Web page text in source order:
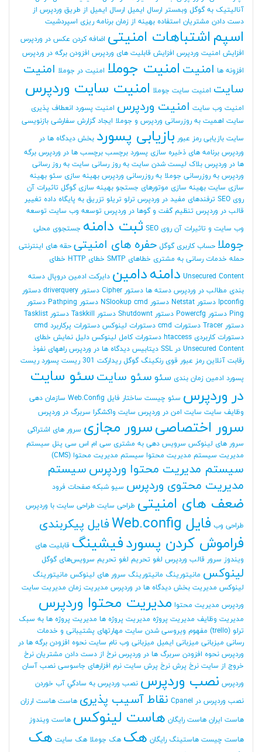
آنالیتیک به گوگل وبمستر ارسال ایمیل ارسال ایمیل از طریق وردپرس از
دست دادن مشتریان استفاده بهینه از زمان برنامه ریزی اسپردشیت
اسپم اشتباهات امنیتی اضافه کردن عکس در وردپرس
افزایش امنیت وردپرس افزایش قابلیت های وردپرس افزودن برگه در وردپرس
افزونه ها امنیت امنیت جوملا امنیت در جوملا امنیت
سایت امنیت سایت جوملا امنیت سایت وردپرس
امنیت وب سایت امنیت وردپرس امنیت پسورد انعطاف پذیری
سایت اهمیت به روزرسانی وردپرس و جوملا ایجاد گزارش سفارشی بازنویسی
سایت بازیابی رمز عبور بازیابی پسورد بخش دیدگاه ها در
وردپرس برنامه های ذخیره سازی پسورد برچسب برچسب ها در وردپرس برگه
ها در وردپرس بلاک لیست شدن سایت به روز رسانی سایت به روز رسانی
وردپرس به روزرسانی جوملا به روزرسانی وردپرس بهینه سازی سئو بهینه
سازی سایت بهینه سازی موتورهای جستجو بهینه سازی گوگل تاثیرات آن
روی SEO
ترفندهای مفید در وردپرس ترلو تریلو تزریق به پایگاه داده تغییر
قالب در وردپرس تنظیم گفت و گوها در وردپرس توسعه وب سایت توسعه
وب سایت و تاثیرات آن روی SEO
ثبت دامنه جستجوی محلی
جوملا حساب کاربری گوگل حفره های امنیتی حقه های اینترنتی
حمله خدمات رسانی به مشتری خطاهای SMTP خطای HTTP
خطای
Unsecured Content دامنهدامین دایرکت ادمین دروپال دسته
بندی مطالب در وردپرس دسته ها دستور Cipher دستور driverquery
دستور
Ipconfig دستور Netstat دستور NSlookup cmd دستور Pathping
دستور
Ping دستور Powercfg دستور Shutdownt دستور Taskkill
دستور Tasklist
دستور Tracer
دستورات cmd دستورات لینوکس دستورات پرکاربرد cmd
دستورات کاربردی htaccess
دستورات کامل لینوکس دلیل نمایش خطای
Unsecured Content در SSL
دیتابیس دیدگاه ها در وردپرس راههای نفوذ
رقابت آنلاین رمز عبور قوی رنکینگ گوگل ریدارکت 301 ریست پسورد ریست
پسورد ادمین زمان بندی سئو سئو سایت سئو سایت
در وردپرس سئو چیست ساختار فایل Web.Config
سازمان دهی
وظایف سایت سایت امن در وردپرس سایت واکشگرا سربرگ در وردپرس
سرور اختصاصیسرور مجازی سرور های اشتراکی
سرور های لینوکس سرویس دهی به مشتری سی ام اس سی پنل سیستم
مدیریت سیستم مدیریت محتوا سیستم مدیریت محتوا (CMS)
سیستم مدیریت محتوا وردپرس سیستم
مدیریت محتوی وردپرس سیو شبکه صفحات فرود
ضعف های امنیتی طراحی سایت طراحی سایت با وردپرس
طراحی وب فایل Web.config فایل پیکربندی
فراموش کردن پسوردفیشینگ قابلیت های
ویندوز سرور قالب وردپرس لغو تحریم لغو تحریم سرویس‌های گوگل
لینوکس مانیتورینگ مانیتورینگ سرور های لینوکس مانیتورینگ
لینوکس مدیریت بخش دیدگاه ها در وردپرس مدیریت زمان مدیریت سایت
وردپرس مدیریت محتوا مدیریت محتوا وردپرس
مدیریت وظایف مدیریت پروژه مدیریت پروژه ها مدیریت پروژه ها به سبک
ترلو (trello)
مفهوم ویروسی شدن سایت مهارتهای پشتیبانی و خدمات
رسانی میزبانی میزبانی ایمیل میزبانی وب نام سایت نحوه افزودن برگه ها در
وردپرس نحوه افزودن سربرگ ها در وردپرس نرخ از دست دادن مشتریان نرخ
خروج از سایت نرخ پرش نرخ پرش سایت نرم افزارهای جاسوسی نصب آسان
وردپرس نصب وردپرس نصب وردپرس به سادگي آب خوردن
نصب وردپرس در Cpanel
نقاط آسیب پذیری هاست هاست ارزان
هاست ایران هاست رایگان هاست لینوکس هاست ویندوز
هاست چیست هاستینگ رایگان هک هک جوملا هک سایت هک